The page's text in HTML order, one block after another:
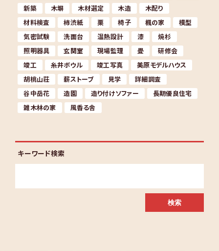
新築
木塀 木材選定 木造
木配り
材料検査
柿渋紙 栗 椅子 楓の家
模型
気密試験
洗面台 温熱設計 漆
焼杉
照明器具
玄関室 現場監理 畳
研修会
竣工
糸井ボウル 竣工写真
美原モデルハウス
胡桃山荘
薪ストーブ 見学
詳細調査
谷中岳花
造園 造り付けソファー
長期優良住宅
雑木林の家
風香る舎
キーワード検索